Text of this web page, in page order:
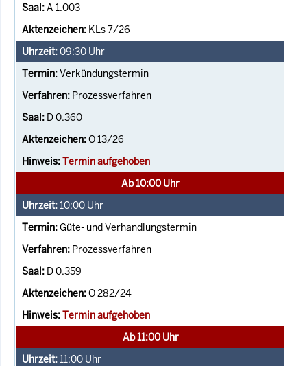
A 1.003
KLs 7/26
09:30 Uhr
Verkündungstermin
Prozessverfahren
D 0.360
O 13/26
Termin aufgehoben
Ab 10:00 Uhr
10:00 Uhr
Güte- und Verhandlungstermin
Prozessverfahren
D 0.359
O 282/24
Termin aufgehoben
Ab 11:00 Uhr
11:00 Uhr